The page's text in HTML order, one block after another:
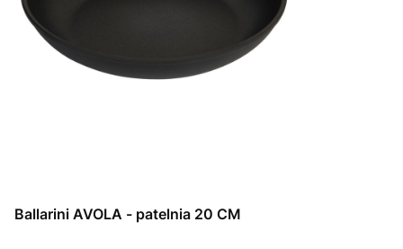
Ballarini AVOLA - patelnia 20 CM